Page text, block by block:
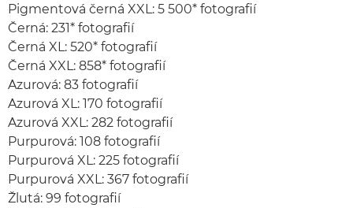
Pigmentová černá XXL: 5 500* fotografií
Černá: 231* fotografií
Černá XL: 520* fotografií
Černá XXL: 858* fotografií
Azurová: 83 fotografií
Azurová XL: 170 fotografií
Azurová XXL: 282 fotografií
Purpurová: 108 fotografií
Purpurová XL: 225 fotografií
Purpurová XXL: 367 fotografií
Žlutá: 99 fotografií